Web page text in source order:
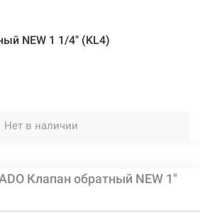
NEW 1 1/4" (KL4)
Нет в наличии
Клапан обратный NEW 1"